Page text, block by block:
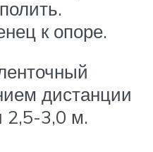
к опоре.
дистанции
2,5-3,0 м.